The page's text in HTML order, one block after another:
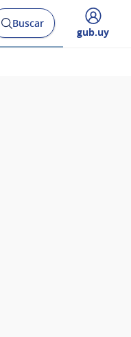
Abrir
buscador
Buscar
Desplegar
gub.uy